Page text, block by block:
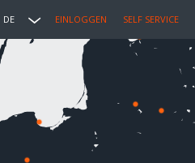
DE EINLOGGEN SELF SERVICE